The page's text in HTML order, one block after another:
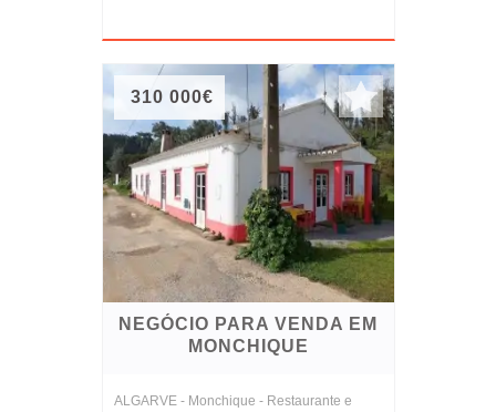
310 000€
NEGÓCIO PARA VENDA EM
MONCHIQUE
ALGARVE - Monchique - Restaurante e